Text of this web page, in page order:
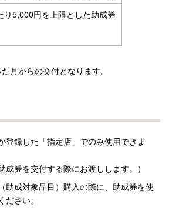
り5,000円を上限とした助成券
月からの交付となります。
登録した「指定店」でのみ使用できま
券を交付する際にお渡しします。）
助成対象品目）購入の際に、助成券を使
さい。